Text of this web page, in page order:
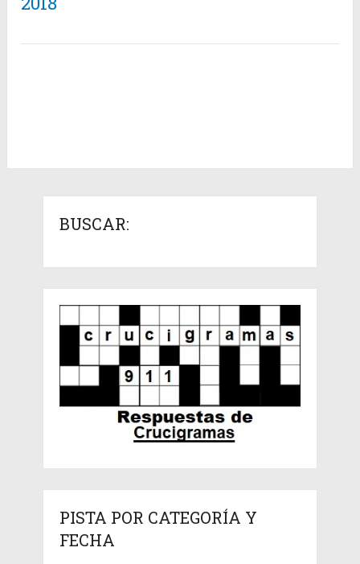
BUSCAR:
PISTA POR CATEGORÍA Y
FECHA